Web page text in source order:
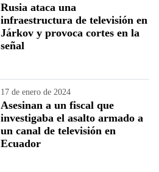
Rusia ataca una
infraestructura de televisión en
Járkov y provoca cortes en la
señal
17 de enero de 2024
Asesinan a un fiscal que
investigaba el asalto armado a
un canal de televisión en
Ecuador